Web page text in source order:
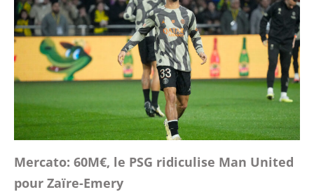
Mercato: 60M€, le PSG ridiculise Man United
pour Zaïre-Emery